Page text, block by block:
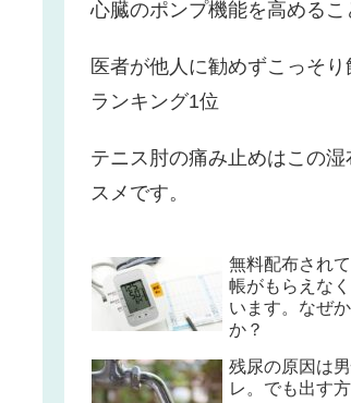
心臓のポンプ機能を高めるこ
医者が他人に勧めずこっそり
ランキング1位
テニス肘の痛み止めはこの湿
スメです。
無料配布され
帳がもらえな
います。なぜ
か？
残尿の原因は
レ。でも出す